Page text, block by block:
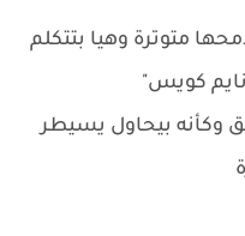
متوترة وهيا بتتكلم
كويس"
وكأنه بيحاول يسيطر